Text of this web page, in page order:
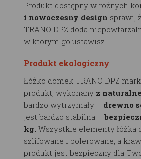
Produkt dostępny w różnych
i nowoczesny design sprawi,
TRANO DPZ doda
w którym go ustawisz.
Produkt ekologiczny
Łóżko domek TRANO DPZ
produkt, wykonany z
bardzo wytrzymały – drewno
jest bardzo stabilna –
kg. Wszystkie elementy łóżka
szlifowane i polerowane, a
produkt jest bezpieczny dla